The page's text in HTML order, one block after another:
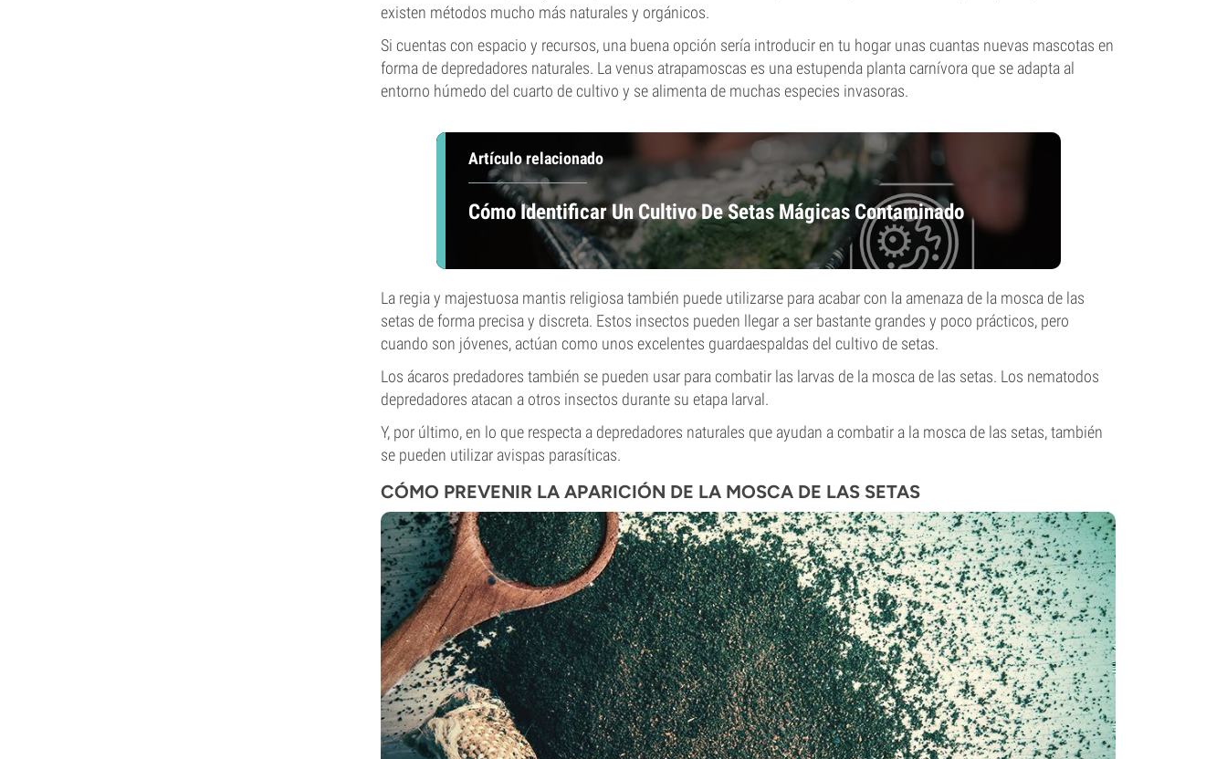
existen métodos mucho más naturales y orgánicos.
Si cuentas con espacio y recursos, una buena opción sería introducir en tu hogar unas cuantas nuevas mascotas en
forma de depredadores naturales. La venus atrapamoscas es una estupenda planta carnívora que se adapta al
entorno húmedo del cuarto de cultivo y se alimenta de muchas especies invasoras.
Artículo relacionado
Cómo Identificar Un Cultivo De Setas Mágicas Contaminado
La regia y majestuosa mantis religiosa también puede utilizarse para acabar con la amenaza de la mosca de las
setas de forma precisa y discreta. Estos insectos pueden llegar a ser bastante grandes y poco prácticos, pero
cuando son jóvenes, actúan como unos excelentes guardaespaldas del cultivo de setas.
Los ácaros predadores también se pueden usar para combatir las larvas de la mosca de las setas. Los nematodos
depredadores atacan a otros insectos durante su etapa larval.
Y, por último, en lo que respecta a depredadores naturales que ayudan a combatir a la mosca de las setas, también
se pueden utilizar avispas parasíticas.
CÓMO PREVENIR LA APARICIÓN DE LA MOSCA DE LAS SETAS